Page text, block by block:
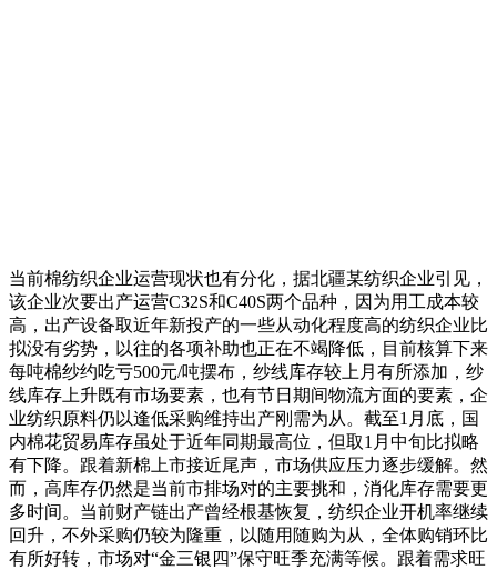
当前棉纺织企业运营现状也有分化，据北疆某纺织企业引见，
该企业次要出产运营C32S和C40S两个品种，因为用工成本较
高，出产设备取近年新投产的一些从动化程度高的纺织企业比
拟没有劣势，以往的各项补助也正在不竭降低，目前核算下来
每吨棉纱约吃亏500元/吨摆布，纱线库存较上月有所添加，纱
线库存上升既有市场要素，也有节日期间物流方面的要素，企
业纺织原料仍以逢低采购维持出产刚需为从。截至1月底，国
内棉花贸易库存虽处于近年同期最高位，但取1月中旬比拟略
有下降。跟着新棉上市接近尾声，市场供应压力逐步缓解。然
而，高库存仍然是当前市排场对的主要挑和，消化库存需要更
多时间。当前财产链出产曾经根基恢复，纺织企业开机率继续
回升，不外采购仍较为隆重，以随用随购为从，全体购销环比
有所好转，市场对“金三银四”保守旺季充满等候。跟着需求旺